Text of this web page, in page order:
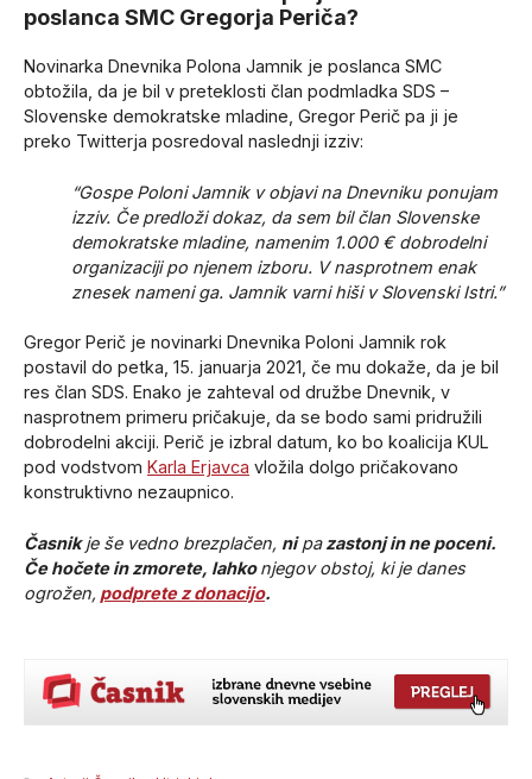
poslanca SMC Gregorja Periča?
Novinarka Dnevnika Polona Jamnik je poslanca SMC
obtožila, da je bil v preteklosti član podmladka SDS –
Slovenske demokratske mladine, Gregor Perič pa ji je
preko Twitterja posredoval naslednji izziv:
“Gospe Poloni Jamnik v objavi na Dnevniku ponujam
izziv. Če predloži dokaz, da sem bil član Slovenske
demokratske mladine, namenim 1.000 € dobrodelni
organizaciji po njenem izboru. V nasprotnem enak
znesek nameni ga. Jamnik varni hiši v Slovenski Istri.”
Gregor Perič je novinarki Dnevnika Poloni Jamnik rok
postavil do petka, 15. januarja 2021, če mu dokaže, da je bil
res član SDS. Enako je zahteval od družbe Dnevnik, v
nasprotnem primeru pričakuje, da se bodo sami pridružili
dobrodelni akciji. Perič je izbral datum, ko bo koalicija KUL
pod vodstvom Karla Erjavca vložila dolgo pričakovano
konstruktivno nezaupnico.
Časnikje še vedno brezplačen, nipazastonj in ne poceni.
Če hočete in zmorete, lahkonjegov obstoj, ki je danes
ogrožen, podprete z donacijo.